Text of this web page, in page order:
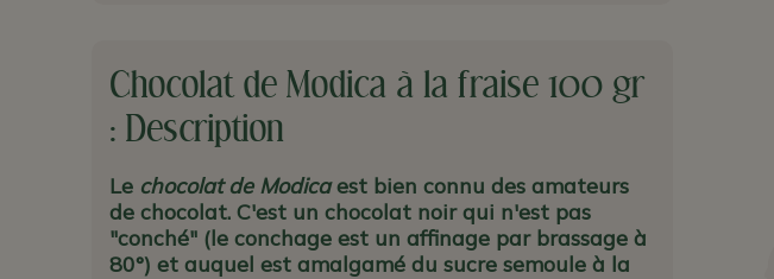
Chocolat de Modica à la fraise 100 gr
: Description
Le chocolat de Modicaest bien connu des amateurs
de chocolat. C'est un chocolat noir qui n'est pas
"conché" (le conchage est un affinage par brassage à
80°) et auquel est amalgamé du sucre semoule à la